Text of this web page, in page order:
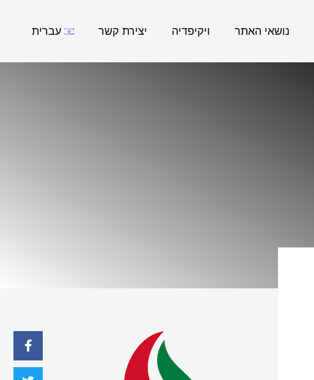
נושאי האתר ויקיפדיה יצירת קשר עברית